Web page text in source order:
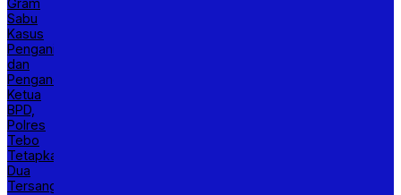
Gram
Sabu
Kasus
Penganiayaan
dan
Pengancaman
Ketua
BPD,
Polres
Tebo
Tetapkan
Dua
Tersangka